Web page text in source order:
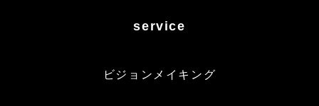
service
ビジョンメイキング